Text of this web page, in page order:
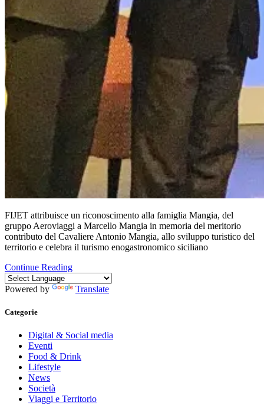
FIJET attribuisce un riconoscimento alla famiglia Mangia, del
gruppo Aeroviaggi a Marcello Mangia in memoria del meritorio
contributo del Cavaliere Antonio Mangia, allo sviluppo turistico del
territorio e celebra il turismo enogastronomico siciliano
Continue Reading
Powered by Translate
Categorie
Digital & Social media
Eventi
Food & Drink
Lifestyle
News
Società
Viaggi e Territorio